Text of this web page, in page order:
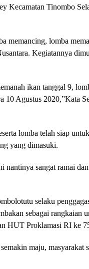
Kecamatan Tinombo
memancing, lomba
Kegiatannya
ikan tanggal 9,
10 Agustus 2020,”Kata
lomba telah siap
yang dimasuki.
nantinya sangat ramai
selaku
sebagai rangkaian
HUT Proklamasi RI ke
maju, masyarakat